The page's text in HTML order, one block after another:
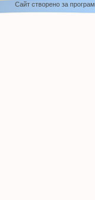
Cайт створено за